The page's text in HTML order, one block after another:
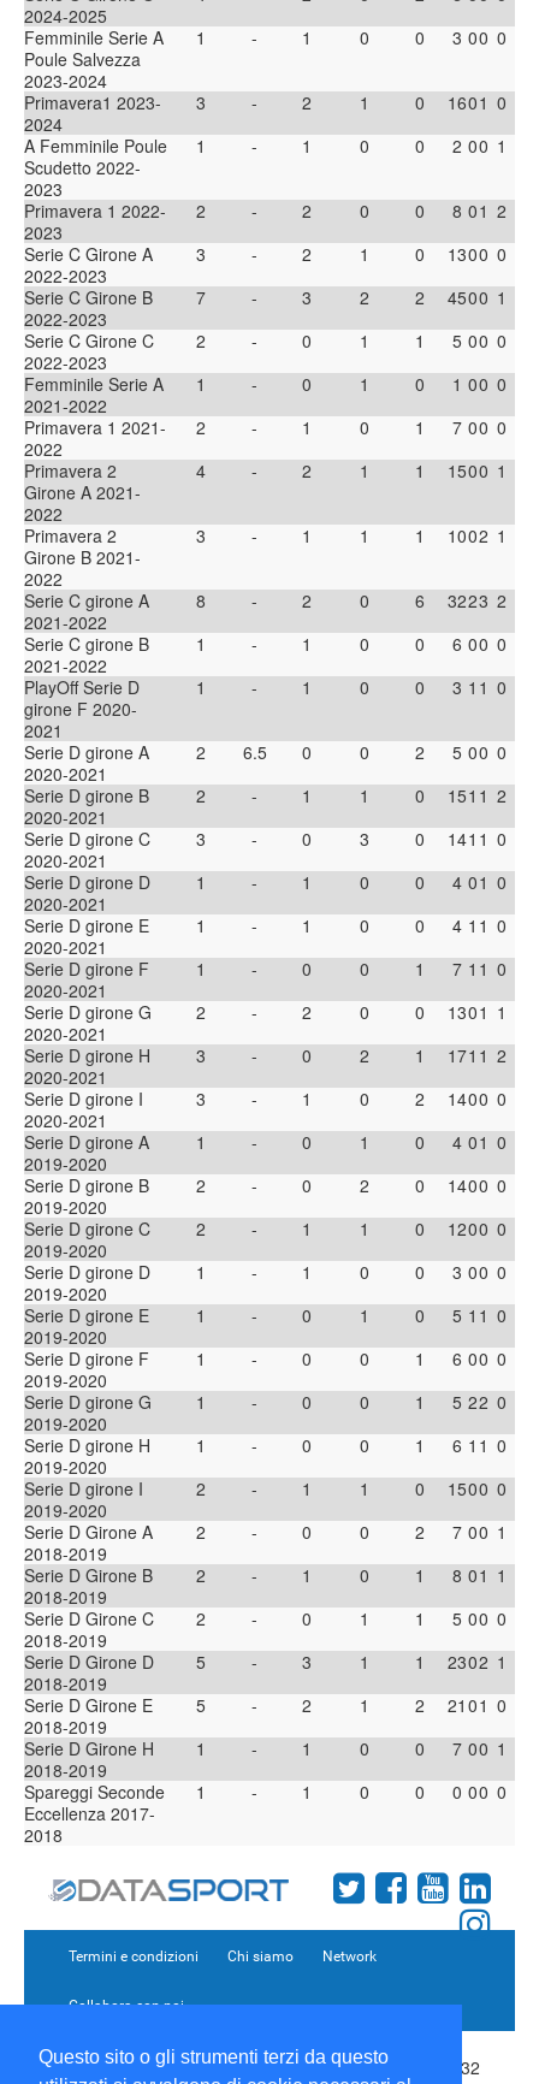
Questo sito o gli strumenti terzi da questo
2024-2025
Femminile Serie A
Poule Salvezza
2023-2024
1 - 1 0 0 3 00 0
Primavera1 2023-
2024
3 - 2 1 0 1601 0
A Femminile Poule
Scudetto 2022-
2023
1 - 1 0 0 2 00 1
Primavera 1 2022-
2023
2 - 2 0 0 8 01 2
Serie C Girone A
2022-2023
3 - 2 1 0 1300 0
Serie C Girone B
2022-2023
7 - 3 2 2 4500 1
Serie C Girone C
2022-2023
2 - 0 1 1 5 00 0
Femminile Serie A
2021-2022
1 - 0 1 0 1 00 0
Primavera 1 2021-
2022
2 - 1 0 1 7 00 0
Primavera 2
Girone A 2021-
2022
4 - 2 1 1 1500 1
Primavera 2
Girone B 2021-
2022
3 - 1 1 1 1002 1
Serie C girone A
2021-2022
8 - 2 0 6 3223 2
Serie C girone B
2021-2022
1 - 1 0 0 6 00 0
PlayOff Serie D
girone F 2020-
2021
1 - 1 0 0 3 1 1 0
Serie D girone A
2020-2021
2 6.5 0 0 2 5 00 0
Serie D girone B
2020-2021
2 - 1 1 0 151 1 2
Serie D girone C
2020-2021
3 - 0 3 0 141 1 0
Serie D girone D
2020-2021
1 - 1 0 0 4 01 0
Serie D girone E
2020-2021
1 - 1 0 0 4 1 1 0
Serie D girone F
2020-2021
1 - 0 0 1 7 1 1 0
Serie D girone G
2020-2021
2 - 2 0 0 1301 1
Serie D girone H
2020-2021
3 - 0 2 1 171 1 2
Serie D girone I
2020-2021
3 - 1 0 2 1400 0
Serie D girone A
2019-2020
1 - 0 1 0 4 01 0
Serie D girone B
2019-2020
2 - 0 2 0 1400 0
Serie D girone C
2019-2020
2 - 1 1 0 1200 0
Serie D girone D
2019-2020
1 - 1 0 0 3 00 0
Serie D girone E
2019-2020
1 - 0 1 0 5 1 1 0
Serie D girone F
2019-2020
1 - 0 0 1 6 00 0
Serie D girone G
2019-2020
1 - 0 0 1 5 22 0
Serie D girone H
2019-2020
1 - 0 0 1 6 1 1 0
Serie D girone I
2019-2020
2 - 1 1 0 1500 0
Serie D Girone A
2018-2019
2 - 0 0 2 7 00 1
Serie D Girone B
2018-2019
2 - 1 0 1 8 01 1
Serie D Girone C
2018-2019
2 - 0 1 1 5 00 0
Serie D Girone D
2018-2019
5 - 3 1 1 2302 1
Serie D Girone E
2018-2019
5 - 2 1 2 21 01 0
Serie D Girone H
2018-2019
1 - 1 0 0 7 00 1
Spareggi Seconde
Eccellenza 2017-
2018
1 - 1 0 0 0 00 0
Termini e condizioni Chi siamo Network
Collabora con noi
Copyright 1995-2026 ©Wise SrlVia Palmanova 8 20132